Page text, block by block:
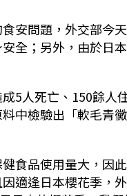
安問題，外交部今
全；另外，由於日
5人死亡、150餘
中檢驗出「軟毛青
食品使用量大，因
適逢日本櫻花季，